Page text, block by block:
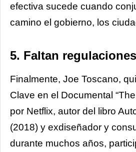
efectiva sucede cuando
camino el gobierno, los
5. Faltan regulaciones
Finalmente, Joe Toscano,
Clave en el Documental
por Netflix, autor del libro
(2018) y exdiseñador y
durante muchos años,